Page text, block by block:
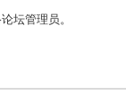
坛管理员。